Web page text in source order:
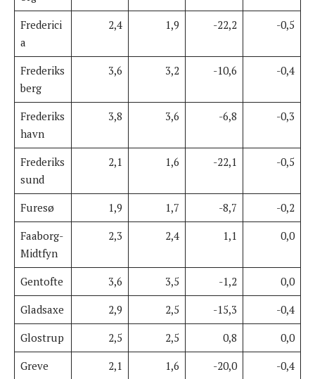
Frederici
a
2,4 1,9 -22,2 -0,5
Frederiks
berg
3,6 3,2 -10,6 -0,4
Frederiks
havn
3,8 3,6 -6,8 -0,3
Frederiks
sund
2,1 1,6 -22,1 -0,5
Furesø 1,9 1,7 -8,7
-0,2
Faaborg-
Midtfyn
2,3 2,4 1,1 0,0
Gentofte 3,6 3,5 -1,2
0,0
Gladsaxe
2,9 2,5 -15,3
-0,4
Glostrup
2,5 2,5 0,8
0,0
Greve
2,1 1,6 -20,0
-0,4